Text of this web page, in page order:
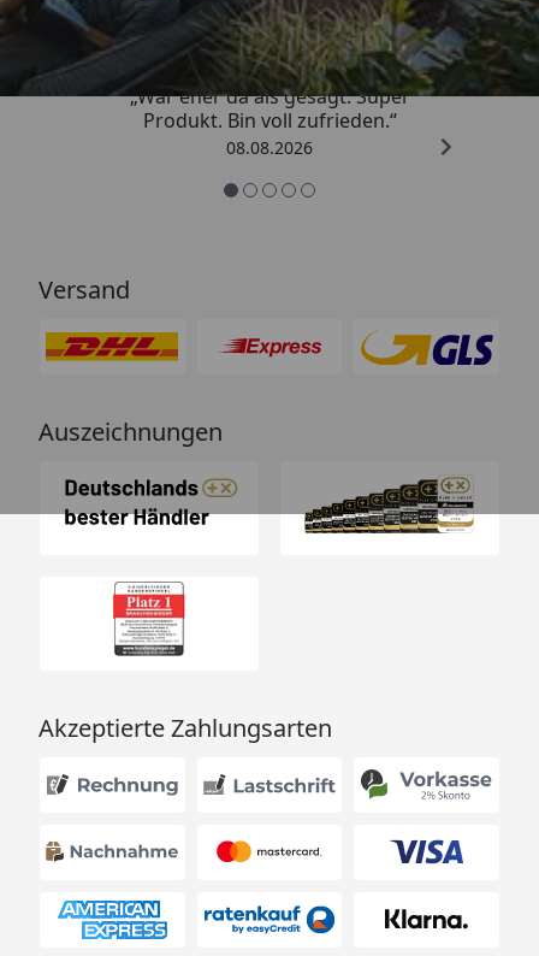
4,85/ 5
„War eher da als gesagt. Super
Produkt. Bin voll zufrieden.“
08.08.2026
Versand
Auszeichnungen
Akzeptierte Zahlungsarten